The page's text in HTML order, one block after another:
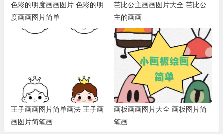
色彩的明度画画图片 色彩的明
度画画图片简单
芭比公主画画图片大全 芭比公
主的画画
王子画画图片简单画法 王子画
画图片简笔画
画板画画图片大全 画板图片简
笔画